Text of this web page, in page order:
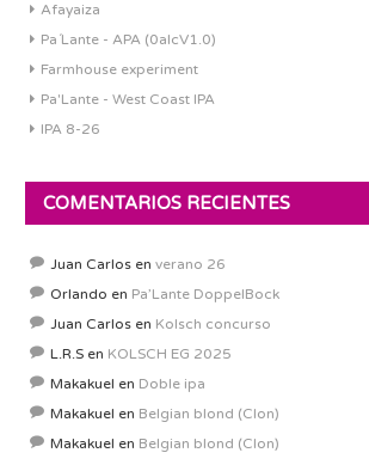
Afayaiza
Pa´Lante - APA (0alcV1.0)
Farmhouse experiment
Pa'Lante - West Coast IPA
IPA 8-26
COMENTARIOS RECIENTES
Juan Carlos en verano 26
Orlando en Pa’Lante DoppelBock
Juan Carlos en Kolsch concurso
L.R.S en KOLSCH EG 2025
Makakuel en Doble ipa
Makakuel en Belgian blond (Clon)
Makakuel en Belgian blond (Clon)